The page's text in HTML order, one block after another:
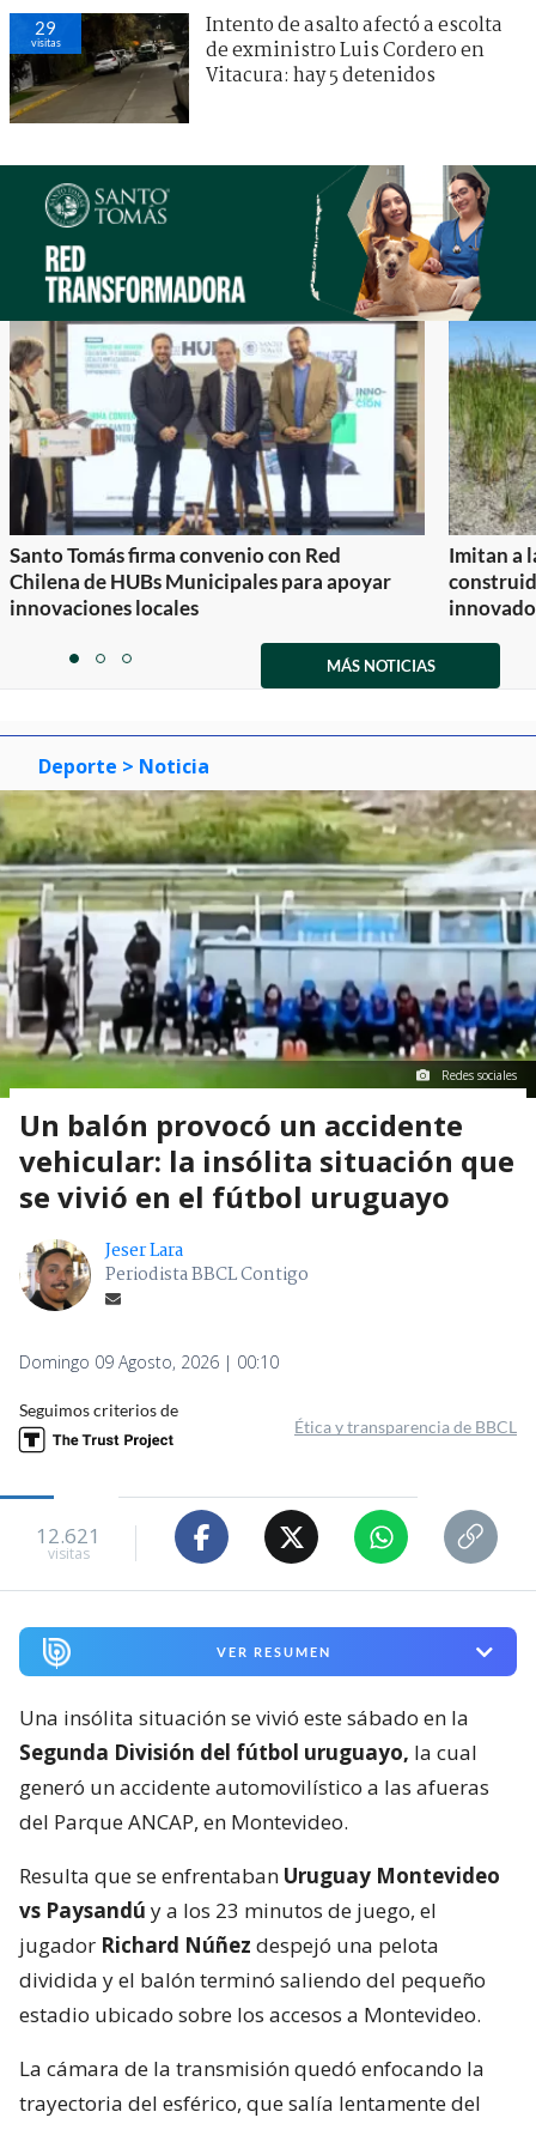
29
visitas
Intento de asalto afectó a escolta
de exministro Luis Cordero en
Vitacura: hay 5 detenidos
Santo Tomás firma convenio con Red
Chilena de HUBs Municipales para apoyar
innovaciones locales
Imitan a
itemitemitem
MÁS NOTICIAS
Deporte > Noticia
Redes sociales
Un balón provocó un accidente
vehicular: la insólita situación que
se vivió en el fútbol uruguayo
Jeser Lara
Periodista BBCL Contigo
Domingo 09 Agosto, 2026 | 00:10
Seguimos criterios de
Ética y transparencia de BBCL
12.621
visitas
VER RESUMEN
Una insólita situación se vivió este sábado en la
Segunda División del fútbol uruguayo, la cual
generó un accidente automovilístico a las afueras
del Parque ANCAP, en Montevideo.
Resulta que se enfrentaban Uruguay Montevideo
vs Paysandú y a los 23 minutos de juego, el
jugador Richard Núñez despejó una pelota
dividida y el balón terminó saliendo del pequeño
estadio ubicado sobre los accesos a Montevideo.
La cámara de la transmisión quedó enfocando la
trayectoria del esférico, que salía lentamente del